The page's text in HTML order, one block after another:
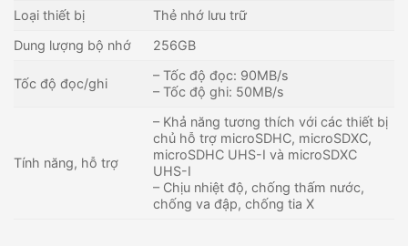
Loại thiết bị
Thẻ nhớ lưu trữ
Dung lượng bộ nhớ
256GB
Tốc độ đọc/ghi
– Tốc độ đọc: 90MB/s
– Tốc độ ghi: 50MB/s
Tính năng, hỗ trợ
– Khả năng tương thích với các thiết bị
chủ hỗ trợ microSDHC, microSDXC,
microSDHC UHS-I và microSDXC
UHS-I
– Chịu nhiệt độ, chống thấm nước,
chống va đập, chống tia X